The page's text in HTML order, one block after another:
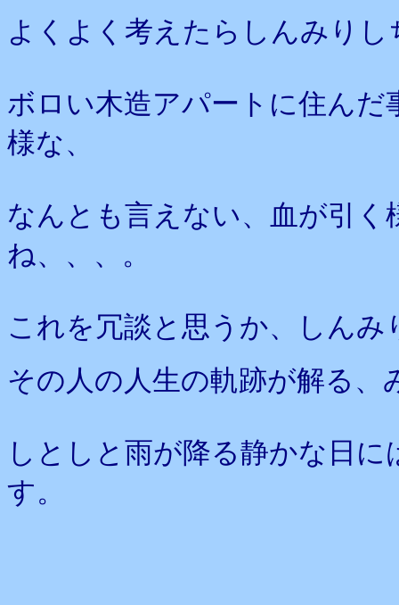
よくよく考えたらしんみり
ボロい木造アパートに住ん
様な、
なんとも言えない、血が引
ね、、、。
これを冗談と思うか、しんみ
その人の人生の軌跡が解る、
しとしと雨が降る静かな日
す。